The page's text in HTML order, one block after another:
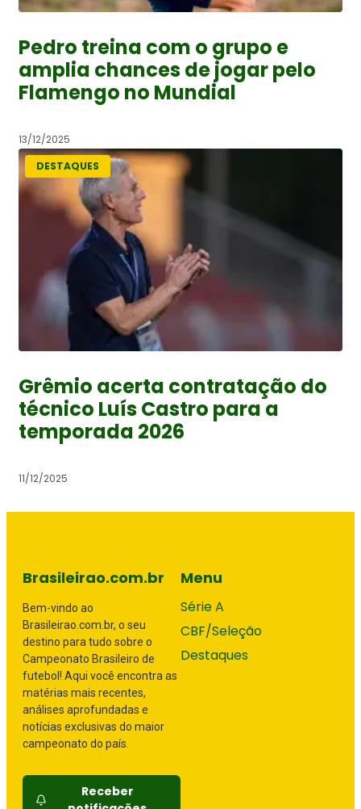
Pedro treina com o grupo e
amplia chances de jogar pelo
Flamengo no Mundial
13/12/2025
DESTAQUES
Grêmio acerta contratação do
técnico Luís Castro para a
temporada 2026
11/12/2025
Brasileirao.com.br
Bem-vindo ao
Brasileirao.com.br, o seu
destino para tudo sobre o
Campeonato Brasileiro de
futebol! Aqui você encontra as
matérias mais recentes,
análises aprofundadas e
notícias exclusivas do maior
campeonato do país.
Receber
Menu
Série A
CBF/Seleção
Destaques